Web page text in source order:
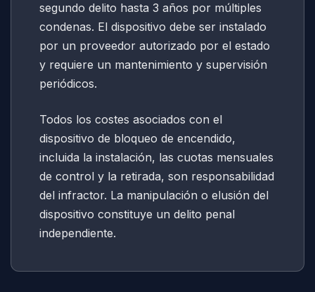
segundo delito hasta 3 años por múltiples
condenas. El dispositivo debe ser instalado
por un proveedor autorizado por el estado
y requiere un mantenimiento y supervisión
periódicos.
Todos los costes asociados con el
dispositivo de bloqueo de encendido,
incluida la instalación, las cuotas mensuales
de control y la retirada, son responsabilidad
del infractor. La manipulación o elusión del
dispositivo constituye un delito penal
independiente.